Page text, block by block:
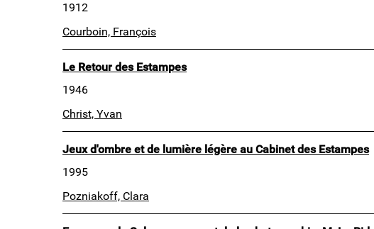
1912
Courboin, François
Le Retour des Estampes
1946
Christ, Yvan
Jeux d'ombre et de lumière légère au Cabinet des Estampes
1995
Pozniakoff, Clara